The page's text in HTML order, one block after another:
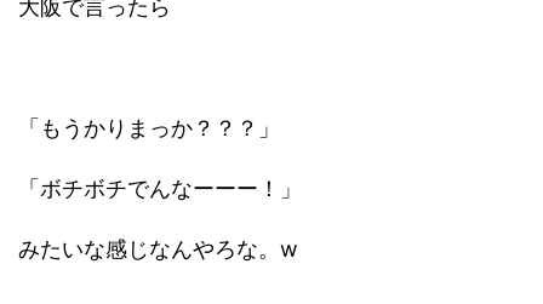
大阪で言ったら
「もうかりまっか？？？」
「ボチボチでんなーーー！」
みたいな感じなんやろな。w